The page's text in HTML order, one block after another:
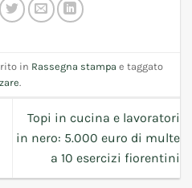
in Rassegna stampa e taggato
.
Topi in cucina e lavoratori
in nero: 5.000 euro di multe
a 10 esercizi fiorentini